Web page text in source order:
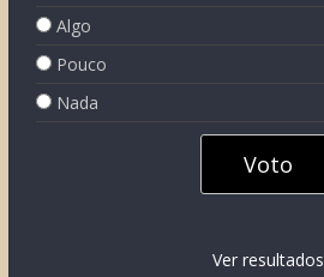
Algo
Pouco
Nada
Ver resultados